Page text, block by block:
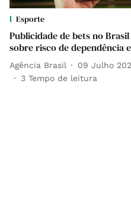
Esporte
Publicidade de bets no
sobre risco de dependência
Agência Brasil
09 Julho
3 Tempo de leitura